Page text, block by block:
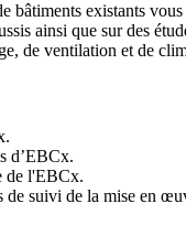
bâtiments existants
ainsi que sur des
de ventilation et de
d’EBCx.
de l'EBCx.
de suivi de la mise en